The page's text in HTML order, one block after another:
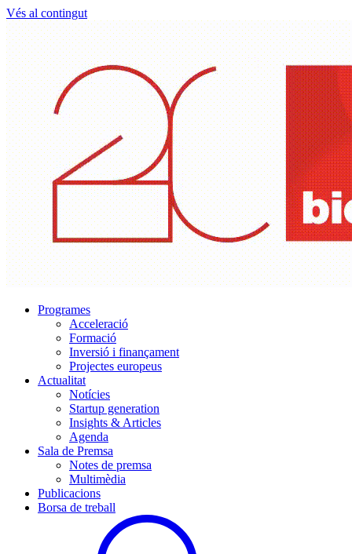
Vés al contingut
Programes
Acceleració
Formació
Inversió i finançament
Projectes europeus
Actualitat
Notícies
Startup generation
Insights & Articles
Agenda
Sala de Premsa
Notes de premsa
Multimèdia
Publicacions
Borsa de treball